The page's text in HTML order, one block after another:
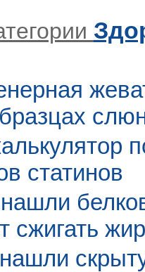
статинов
сжигать жир